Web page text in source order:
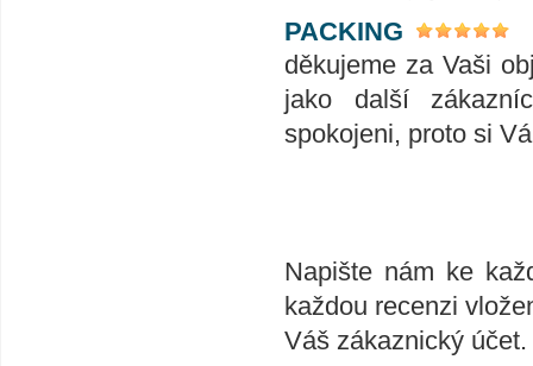
PACKING
děkujeme za Vaši
jako další
spokojeni, proto si
Napište nám ke
každou recenzi
Váš zákaznický